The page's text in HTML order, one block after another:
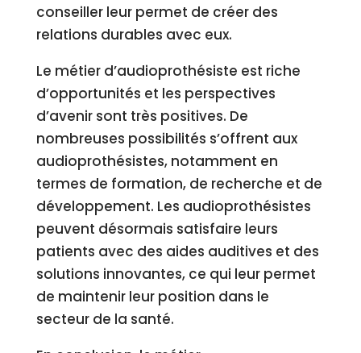
conseiller leur permet de créer des
relations durables avec eux.
Le métier d’audioprothésiste est riche
d’opportunités et les perspectives
d’avenir sont très positives. De
nombreuses possibilités s’offrent aux
audioprothésistes, notamment en
termes de formation, de recherche et de
développement. Les audioprothésistes
peuvent désormais satisfaire leurs
patients avec des aides auditives et des
solutions innovantes, ce qui leur permet
de maintenir leur position dans le
secteur de la santé.